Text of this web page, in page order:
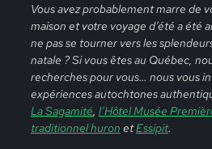
Vous avez probablement marre de
maison et votre voyage d’été a été
ne pas se tourner vers les
natale ? Si vous êtes au Québec,
recherches pour vous… nous vous
expériences autochtones
La Sagamité, l’Hôtel Musée
traditionnel huron etEssipit.